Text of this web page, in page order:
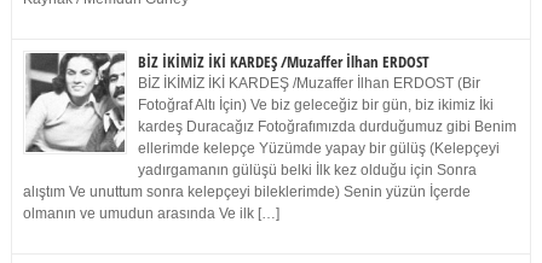
BİZ İKİMİZ İKİ KARDEŞ /Muzaffer İlhan ERDOST
BİZ İKİMİZ İKİ KARDEŞ /Muzaffer İlhan ERDOST (Bir
Fotoğraf Altı İçin) Ve biz geleceğiz bir gün, biz ikimiz İki
kardeş Duracağız Fotoğrafımızda durduğumuz gibi Benim
ellerimde kelepçe Yüzümde yapay bir gülüş (Kelepçeyi
yadırgamanın gülüşü belki İlk kez olduğu için Sonra
alıştım Ve unuttum sonra kelepçeyi bileklerimde) Senin yüzün İçerde
olmanın ve umudun arasında Ve ilk […]